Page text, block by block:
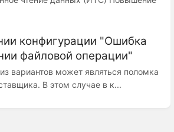
конфигурации "Ошибка
файловой операции"
вариантов может являться поломка
В этом случае в к...